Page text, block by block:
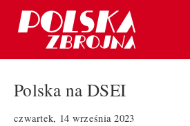
Polska na DSEI
czwartek, 14 września 2023